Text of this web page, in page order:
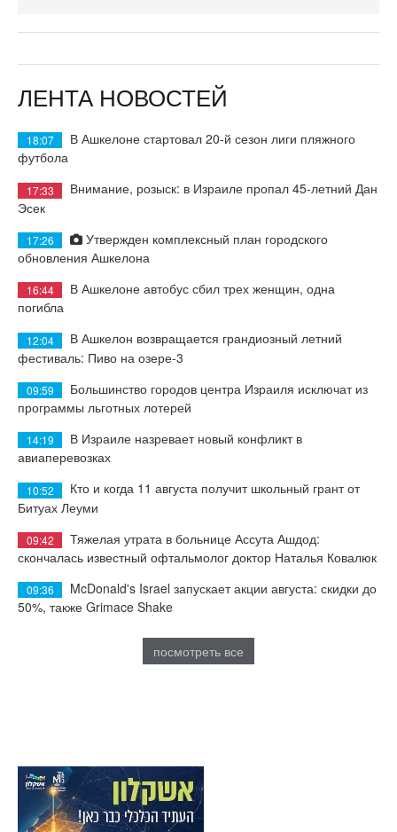
ЛЕНТА НОВОСТЕЙ
18:07
В Ашкелоне стартовал 20-й сезон лиги пляжного
футбола
17:33
Внимание, розыск: в Израиле пропал 45-летний Дан
Эсек
17:26
Утвержден комплексный план городского
обновления Ашкелона
16:44
В Ашкелоне автобус сбил трех женщин, одна
погибла
12:04
В Ашкелон возвращается грандиозный летний
фестиваль: Пиво на озере-3
09:59
Большинство городов центра Израиля исключат из
программы льготных лотерей
14:19
В Израиле назревает новый конфликт в
авиаперевозках
10:52
Кто и когда 11 августа получит школьный грант от
Битуах Леуми
09:42
Тяжелая утрата в больнице Ассута Ашдод:
скончалась известный офтальмолог доктор Наталья Ковалюк
09:36
McDonald's Israel запускает акции августа: скидки до
50%, также Grimace Shake
посмотреть все